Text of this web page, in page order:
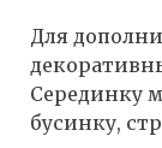
Для
Серединку
бусинку,